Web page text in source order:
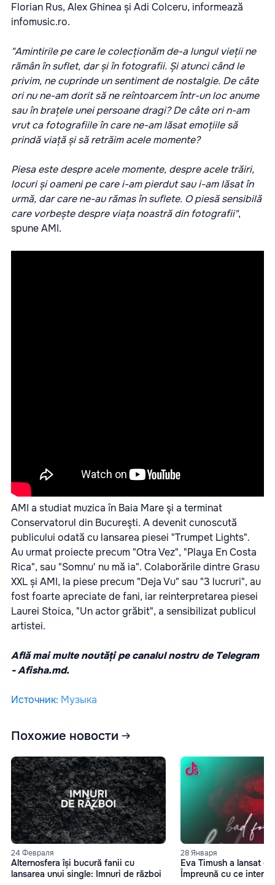
Florian Rus, Alex Ghinea și Adi Colceru, informează
infomusic.ro.
"Amintirile pe care le colecționăm de-a lungul vieții ne
rămân în suflet, dar și în fotografii. Și atunci când le
privim, ne cuprinde un sentiment de nostalgie. De câte
ori nu ne-am dorit să ne reîntoarcem într-un loc anume
sau în brațele unei persoane dragi? De câte ori n-am
vrut ca fotografiile în care ne-am lăsat emoțiile să
prindă viață și să retrăim acele momente?
Piesa este despre acele momente, despre acele trăiri,
locuri și oameni pe care i-am pierdut sau i-am lăsat în
urmă, dar care ne-au rămas în suflete. O piesă sensibilă
care vorbește despre viața noastră din fotografii",
spune AMI.
AMI a studiat muzica în Baia Mare şi a terminat
Conservatorul din Bucureşti. A devenit cunoscută
publicului odată cu lansarea piesei "Trumpet Lights".
Au urmat proiecte precum "Otra Vez", "Playa En Costa
Rica", sau "Somnu' nu mă ia". Colaborările dintre Grasu
XXL și AMI, la piese precum "Deja Vu" sau "3 lucruri", au
fost foarte apreciate de fani, iar reinterpretarea piesei
Laurei Stoica, "Un actor grăbit", a sensibilizat publicul
artistei.
Află mai multe noutăți pe canalul nostru de Telegram
-Afisha.md.
Источник: Музыка
Похожие новости
24 Февраля
Alternosfera își bucură fanii cu
lansarea unui single: Imnuri de război
28 Января
Eva Timush a lansat o
Împreună cu ce